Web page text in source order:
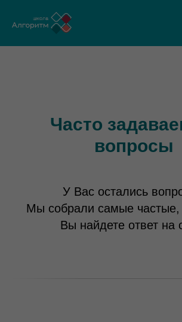
Часто
вопросы
У Вас остались
Мы собрали самые частые,
Вы найдете ответ на